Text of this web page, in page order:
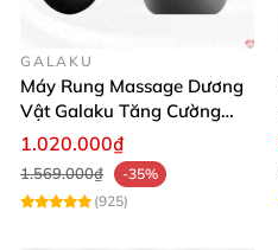
trong mắt người bạn đời.
GALAKU
Máy Rung Massage Dương
Vật Galaku Tăng Cường
Sinh Lý Nam
1.020.000₫
1.569.000₫
-35%
(925)